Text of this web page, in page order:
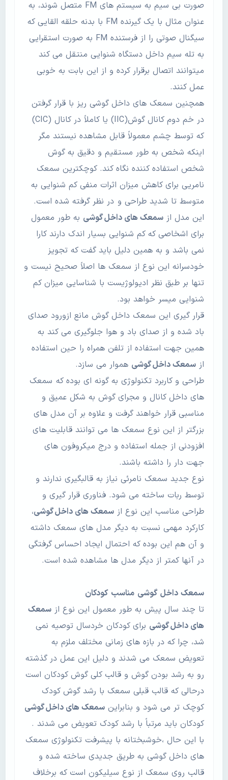
صورت بی سیم به سیستم های FM متصل شوند، به
عنوان مثال با یک گیرنده FM با بدنه حلقه القایی که
سیگنال صوتی را از فرستنده FM به صورت استقرایی
به تله سیم داخل دستگاه شنوایی منتقل می کند
میتوانند اتصال برقرار کرده و از این بابت به خوبی
عمل کنند.
همچنین سمعک های داخل گوشی ریز با قرار گرفتن
در خم دوم کانال گوش(IIC) یا كاملاً در كانال (CIC)
که توسط چشم معمولاً قابل مشاهده نیستند مگر
اینکه شخص به طور مستقیم و دقیق به گوش
شخص استفاده کننده نگاه كند. کوچکترین سمعک
نامریی برای کاهش میزان اثرات منفی کم شنوایی به
متوسط تا شدید طراحی و در نظر گرفته شده است.
این مدل از سمعک های داخل گوشی به طور معمول
برای اشخاصی که کم شنوایی بسیار اندک دارند کارا
نمی باشد و به همین دلیل باید گفت که تجویز
خودسرانه این نوع از سمعک ها اصلاً صحیح نیست و
تنها بر طبق نظر ادیولوژیست با شناسایی میزان کم
شنوایی میسر خواهد بود.
قرار گیری این سمعک داخل گوش مانع ازورود صدای
باد شده و از صدای باد و هوا جلوگیری می کند به
همین جهت استفاده از تلفن همراه را حین استفاده
از سمعک داخل گوشی هموار می سازد.
طراحی و کاربرد تکنولوژی به گونه ای بوده که سمعک
های داخل کانال و مجرای گوش به شکل عمیق و
مناسبی قرار خواهند گرفت و علاوه بر آن مدل های
بزرگتر از این نوع سمعک ها می توانند قابلیت های
افزودنی از جمله استفاده و درج میکروفون های
جهت دار را داشته باشند.
نوع جدید سمعک نامرئی نیاز به قالبگیری ندارند و
توسط ربات ساخته می شود. فناوری قرار گیری و
طراحی مناسب این نوع از سمعک های داخل گوشی،
کارکرد مهمی نسبت به دیگر مدل های سمعک داشته
و آن هم این بوده که احتمال ایجاد احساس گرفتگی
در آنها کمتر از دیگر مدل ها مشاهده شده است.
سمعک داخل گوشی مناسب کودکان
تا چند سال پیش به طور معمول این نوع از سمعک
های داخل گوشی برای کودکان خردسال توصیه نمی
شد، چرا که در بازه های زمانی مختلف ملزم به
تعویض سمعک می شدند و دلیل این عمل در گذشته
رو به رشد بودن گوش و قالب کلی گوش کودکان است
درحالی که قالب قبلی سمعک با رشد گوش کودک
کوچک تر می شود و بنابراین سمعک های داخل گوشی
کودکان باید مرتباً با رشد کودک تعویض می شدند .
با این حال ،خوشبختانه با پیشرفت تکنولوژی سمعک
های داخل گوشی به طریق جدیدی ساخته شده و
قالب روی سمعک از نوع سیلیکون است که برخلاف